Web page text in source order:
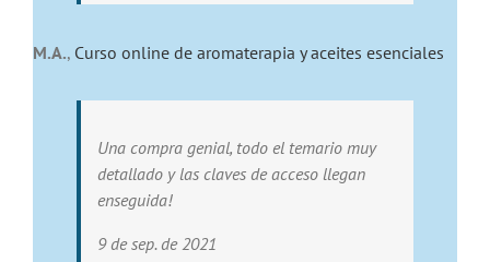
M.A., Curso online de aromaterapia y aceites esenciales
Una compra genial, todo el temario muy
detallado y las claves de acceso llegan
enseguida!
9 de sep. de 2021